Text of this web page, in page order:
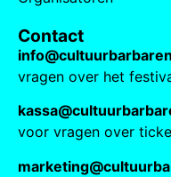
Contact
vragen over het
voor vragen over